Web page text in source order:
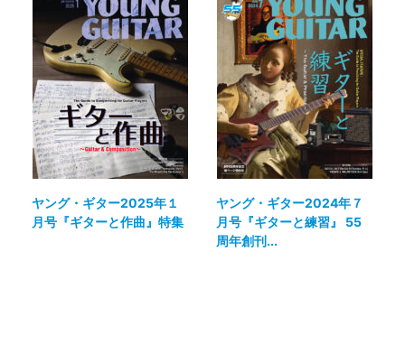
ヤング・ギター2025年１
月号『ギターと作曲』特集
ヤング・ギター2024年７
月号『ギターと練習』 55
周年創刊...